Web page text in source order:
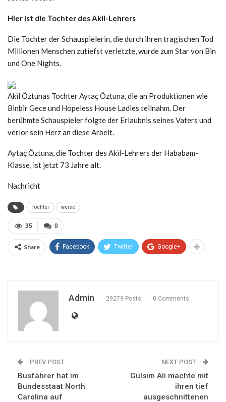
Hier ist die Tochter des Akil-Lehrers
Die Tochter der Schauspielerin, die durch ihren tragischen Tod
Millionen Menschen zutiefst verletzte, wurde zum Star von Bin
und One Nights.
Akil Öztunas Tochter Aytaç Öztuna, die an Produktionen wie
Binbir Gece und Hopeless House Ladies teilnahm. Der
berühmte Schauspieler folgte der Erlaubnis seines Vaters und
verlor sein Herz an diese Arbeit.
Aytaç Öztuna, die Tochter des Akil-Lehrers der Hababam-
Klasse, ist jetzt 73 Jahre alt.
Nachricht
Tochter weise
0
35
Share Facebook Twitter Google+
Admin 29279 Posts 0 Comments
PREV POST
Busfahrer hat im
Bundesstaat North
Carolina auf
NEXT POST
Gülsim Ali machte mit
ihren tief
ausgeschnittenen